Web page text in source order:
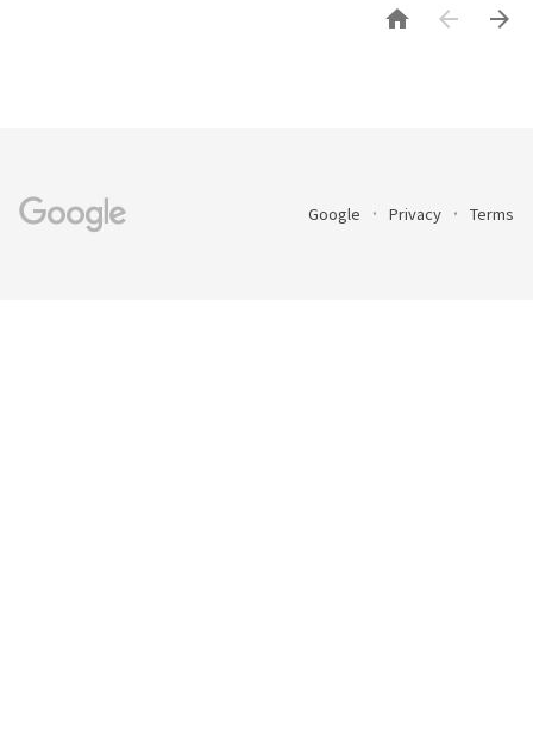

 
Google Privacy Terms